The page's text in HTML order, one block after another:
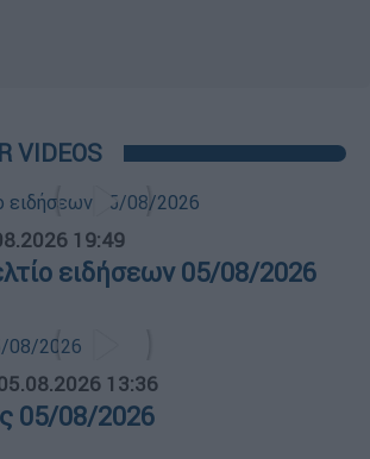
VIDEOS
19:49
ειδήσεων 05/08/2026
13:36
05/08/2026